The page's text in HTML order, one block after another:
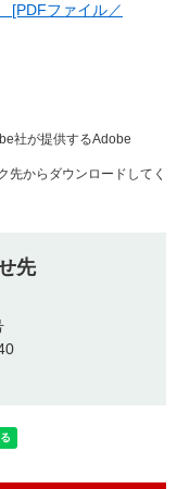
[PDFファイル／
社が提供するAdobe
先からダウンロードしてく
先